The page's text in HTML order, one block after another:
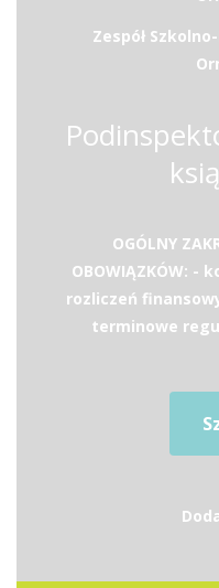
Zespół
OGÓLNY
OBOWIĄZKÓW: -
rozliczeń
terminowe